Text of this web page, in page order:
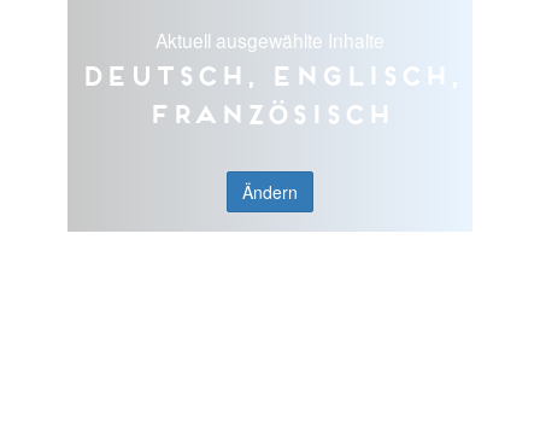
Aktuell ausgewählte Inhalte
Deutsch, Englisch,
Französisch
Ändern